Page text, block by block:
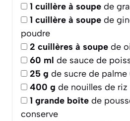
1 cuillère à soupe de
1 cuillère à soupe de
poudre
2 cuillères à soupe de
60 ml de sauce de
25 g de sucre de
400 g de nouilles de
1 grande boîte de
conserve